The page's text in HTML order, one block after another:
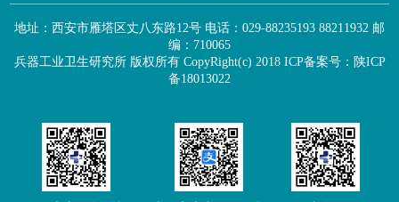
地址：西安市雁塔区丈八东路12号 电话：029-88235193 88211932 邮
编：710065
兵器工业卫生研究所 版权所有 CopyRight(c) 2018 ICP备案号：陕ICP
备18013022